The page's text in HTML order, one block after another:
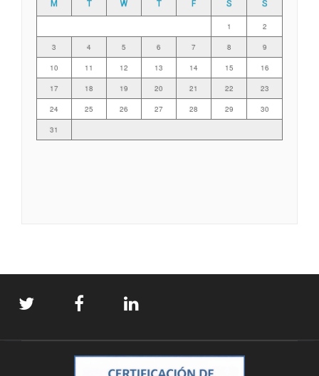
M T W T F S S
1 2
3 4 5 6 7 8 9
10 11 12 13 14 15 16
17 18 19 20 21 22 23
24 25 26 27 28 29 30
31